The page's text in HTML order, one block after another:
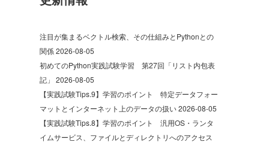
注目が集まるベクトル検索、その仕組みとPythonとの
関係2026-08-05
初めてのPython実践試験学習 第27回「リスト内包表
記」 2026-08-05
【実践試験Tips.9】学習のポイント 特定データフォー
マットとインターネット上のデータの扱い2026-08-05
【実践試験Tips.8】学習のポイント 汎用OS・ランタ
イムサービス、ファイルとディレクトリへのアクセス